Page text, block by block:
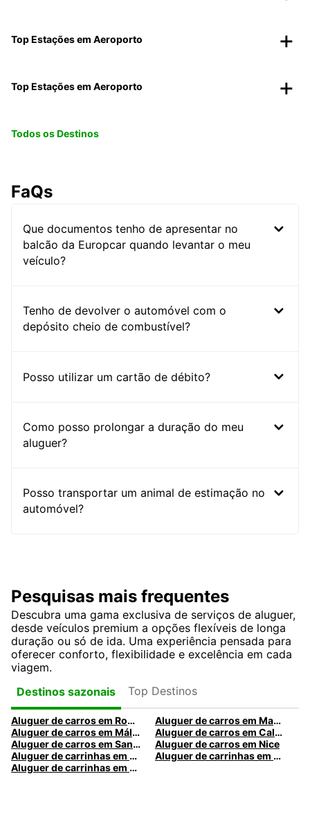
Top Estações em Aeroporto
Top Estações em Aeroporto
Todos os Destinos
FaQs
Que documentos tenho de apresentar no
balcão da Europcar quando levantar o meu
veículo?
Tenho de devolver o automóvel com o
depósito cheio de combustível?
Posso utilizar um cartão de débito?
Como posso prolongar a duração do meu
aluguer?
Posso transportar um animal de estimação no
automóvel?
Pesquisas mais frequentes
Descubra uma gama exclusiva de serviços de aluguer,
desde veículos premium a opções flexíveis de longa
duração ou só de ida. Uma experiência pensada para
oferecer conforto, flexibilidade e excelência em cada
viagem.
Destinos sazonais
Top Destinos
Aluguer de carros em Roma
Aluguer de carros em Madrid
Aluguer de carros em Málaga
Aluguer de carros em Caldas da Rainha
Aluguer de carros em Santa Maria da Feira
Aluguer de carros em Nice
Aluguer de carrinhas em Nice
Aluguer de carrinhas em Santa Maria da Feira
Aluguer de carrinhas em Caldas da Rainha